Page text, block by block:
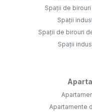
Spații de
Spații
Spații de birouri
Spații
Apartamente